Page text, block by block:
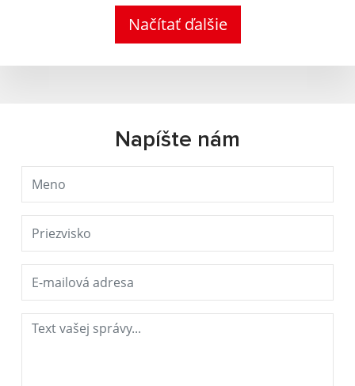
Načítať ďalšie
Napíšte nám